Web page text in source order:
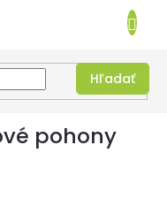
Hľadať
KOŠÍK
pohony